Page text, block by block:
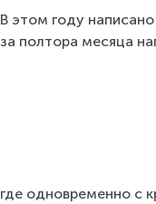
В этом году
за полтора месяца
где одновременно с